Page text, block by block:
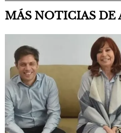
MÁS NOTICIAS DE